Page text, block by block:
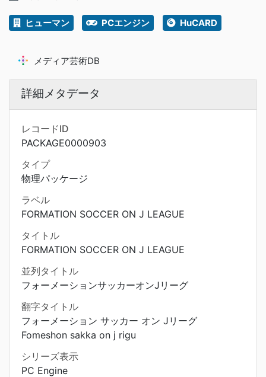
ヒューマン PCエンジン HuCARD
メディア芸術DB
詳細メタデータ
レコードID
PACKAGE0000903
タイプ
物理パッケージ
ラベル
FORMATION SOCCER ON J LEAGUE
タイトル
FORMATION SOCCER ON J LEAGUE
並列タイトル
フォーメーションサッカーオンJリーグ
翻字タイトル
フォーメーション サッカー オン Jリーグ
Fomeshon sakka on j rigu
シリーズ表示
PC Engine